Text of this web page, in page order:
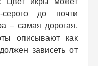
серого до почти
– самая дорогая,
описывают как
зависеть от